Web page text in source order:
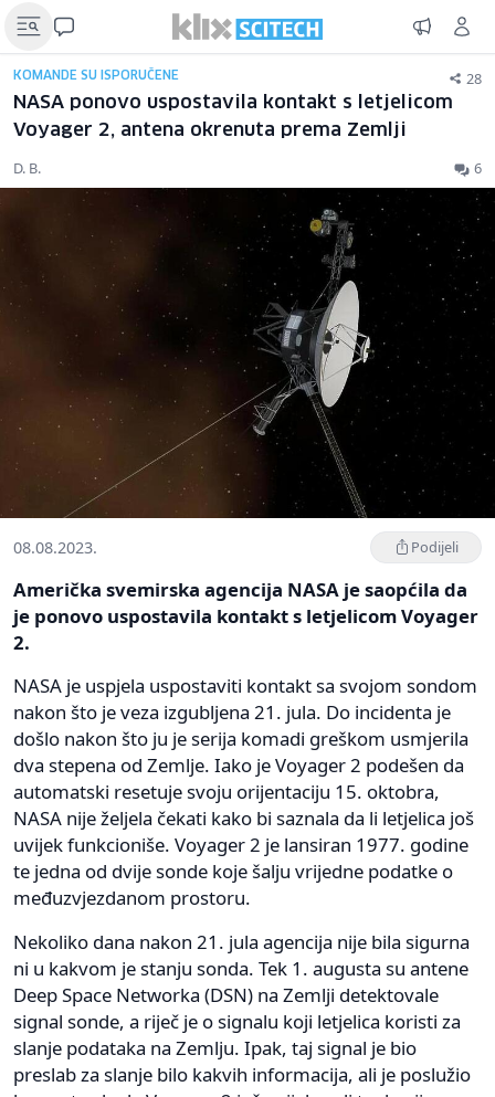
KOMANDE SU ISPORUČENE 28
NASA ponovo uspostavila kontakt s letjelicom
Voyager 2, antena okrenuta prema Zemlji
D. B. 6
08.08.2023. Podijeli
Američka svemirska agencija NASA je saopćila da
je ponovo uspostavila kontakt s letjelicom Voyager
2.
NASA je uspjela uspostaviti kontakt sa svojom sondom
nakon što je veza izgubljena 21. jula. Do incidenta je
došlo nakon što ju je serija komadi greškom usmjerila
dva stepena od Zemlje. Iako je Voyager 2 podešen da
automatski resetuje svoju orijentaciju 15. oktobra,
NASA nije željela čekati kako bi saznala da li letjelica još
uvijek funkcioniše. Voyager 2 je lansiran 1977. godine
te jedna od dvije sonde koje šalju vrijedne podatke o
međuzvjezdanom prostoru.
Nekoliko dana nakon 21. jula agencija nije bila sigurna
ni u kakvom je stanju sonda. Tek 1. augusta su antene
Deep Space Networka (DSN) na Zemlji detektovale
signal sonde, a riječ je o signalu koji letjelica koristi za
slanje podataka na Zemlju. Ipak, taj signal je bio
preslab za slanje bilo kakvih informacija, ali je poslužio